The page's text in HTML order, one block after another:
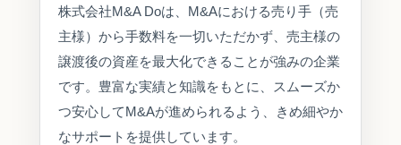
株式会社M&A Doは、M&Aにおける売り手（売
主様）から手数料を一切いただかず、売主様の
譲渡後の資産を最大化できることが強みの企業
です。豊富な実績と知識をもとに、スムーズか
つ安心してM&Aが進められるよう、きめ細やか
なサポートを提供しています。